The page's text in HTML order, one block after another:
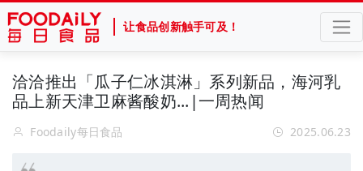
让食品创新触手可及！
洽洽推出「瓜子仁冰淇淋」系列新品，海河乳
品上新天津卫麻酱酸奶...|一周热闻
Foodaily每日食品 2025.06.23